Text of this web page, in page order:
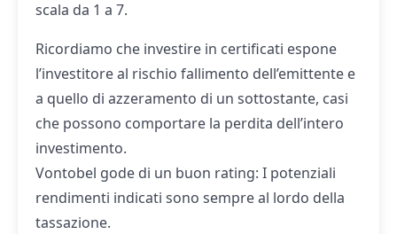
scala da 1 a 7.
Ricordiamo che investire in certificati espone
l’investitore al rischio fallimento dell’emittente e
a quello di azzeramento di un sottostante, casi
che possono comportare la perdita dell’intero
investimento.
Vontobel gode di un buon rating: I potenziali
rendimenti indicati sono sempre al lordo della
tassazione.